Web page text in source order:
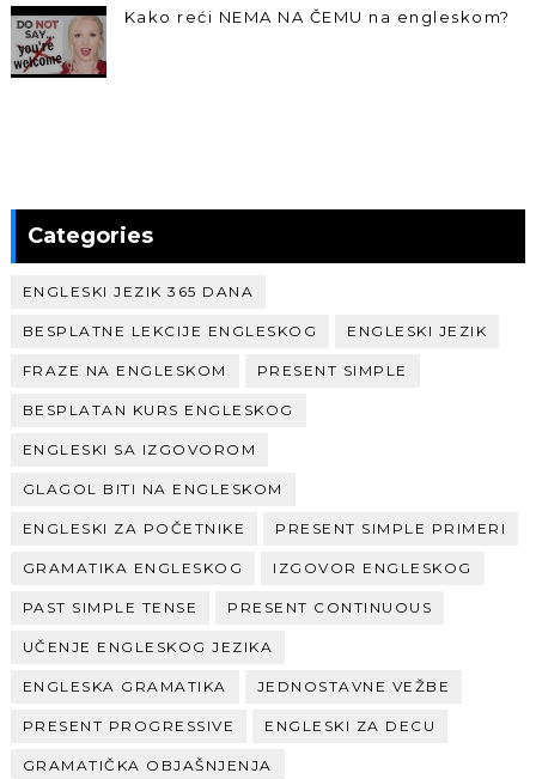
Kako reći NEMA NA ČEMU na engleskom?
Categories
ENGLESKI JEZIK 365 DANA
BESPLATNE LEKCIJE ENGLESKOG ENGLESKI JEZIK
FRAZE NA ENGLESKOM PRESENT SIMPLE
BESPLATAN KURS ENGLESKOG
ENGLESKI SA IZGOVOROM
GLAGOL BITI NA ENGLESKOM
ENGLESKI ZA POČETNIKE PRESENT SIMPLE PRIMERI
GRAMATIKA ENGLESKOG IZGOVOR ENGLESKOG
PAST SIMPLE TENSE PRESENT CONTINUOUS
UČENJE ENGLESKOG JEZIKA
ENGLESKA GRAMATIKA JEDNOSTAVNE VEŽBE
PRESENT PROGRESSIVE ENGLESKI ZA DECU
GRAMATIČKA OBJAŠNJENJA